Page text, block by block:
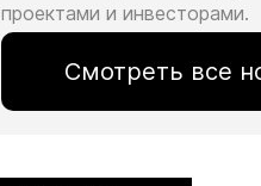
проектами и инвесторами.
Смотреть все